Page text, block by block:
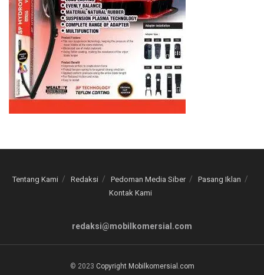
Tentang Kami Redaksi Pedoman Media Siber
Pasang Iklan
Kontak Kami
redaksi@mobilkomersial.com
© 2023 Copyright Mobilkomersial.com